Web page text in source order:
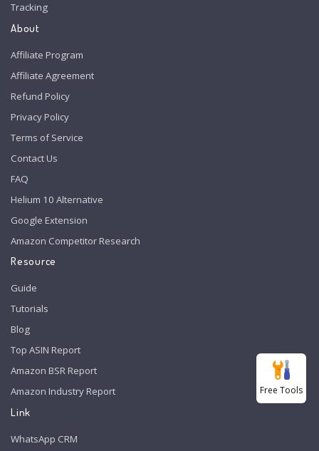
Tracking
About
Affiliate Program
Affiliate Agreement
Refund Policy
Privacy Policy
Terms of Service
Contact Us
FAQ
Helium 10 Alternative
Google Extension
Amazon Competitor Research
Resource
Guide
Tutorials
Blog
Top ASIN Report
Amazon BSR Report
Amazon Industry Report
Link
WhatsApp CRM
Free Tools